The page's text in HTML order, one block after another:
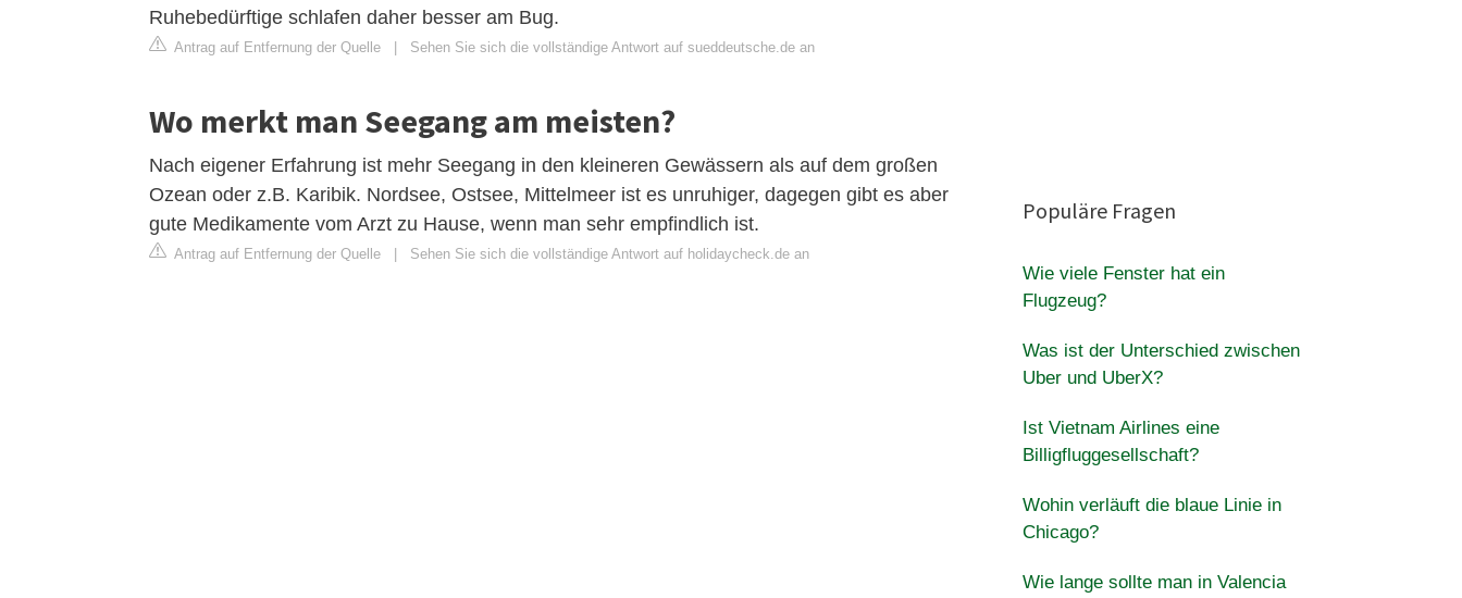
Ruhebedürftige schlafen daher besser am Bug.
Antrag auf Entfernung der Quelle Sehen Sie sich die vollständige Antwort auf sueddeutsche.de an
Wo merkt man Seegang am meisten?
Nach eigener Erfahrung ist mehr Seegang in den kleineren Gewässern als auf dem großen
Ozean oder z.B. Karibik. Nordsee, Ostsee, Mittelmeer ist es unruhiger, dagegen gibt es aber
gute Medikamente vom Arzt zu Hause, wenn man sehr empfindlich ist.
Antrag auf Entfernung der Quelle Sehen Sie sich die vollständige Antwort auf holidaycheck.de an
Populäre Fragen
Wie viele Fenster hat ein
Flugzeug?
Was ist der Unterschied zwischen
Uber und UberX?
Ist Vietnam Airlines eine
Billigfluggesellschaft?
Wohin verläuft die blaue Linie in
Chicago?
Wie lange sollte man in Valencia